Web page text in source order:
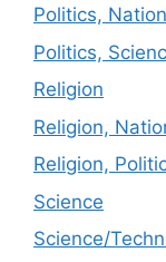
Politics,
Politics,
Religion
Religion,
Religion,
Science
Science/